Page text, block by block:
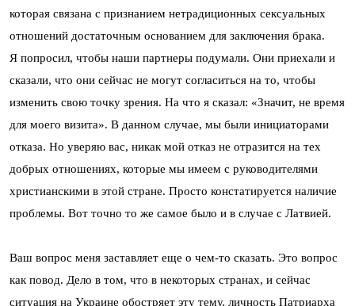
которая связана с признанием нетрадиционных сексуальных
отношений достаточным основанием для заключения брака.
Я попросил, чтобы наши партнеры подумали. Они приехали и
сказали, что они сейчас не могут согласиться на то, чтобы
изменить свою точку зрения. На что я сказал: «Значит, не время
для моего визита». В данном случае, мы были инициаторами
отказа. Но уверяю вас, никак мой отказ не отразится на тех
добрых отношениях, которые мы имеем с руководителями
христианскими в этой стране. Просто констатируется наличие
проблемы. Вот точно то же самое было и в случае с Латвией.
Ваш вопрос меня заставляет еще о чем-то сказать. Это вопрос
как повод. Дело в том, что в некоторых странах, и сейчас
ситуация на Украине обостряет эту тему, личность Патриарха